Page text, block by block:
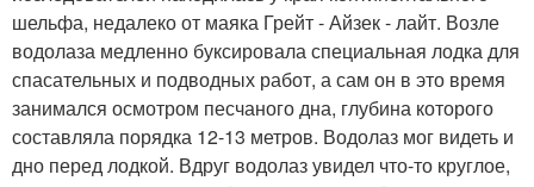
шельфа, недалеко от маяка Грейт - Айзек - лайт. Возле
водолаза медленно буксировала специальная лодка для
спасательных и подводных работ, а сам он в это время
занимался осмотром песчаного дна, глубина которого
составляла порядка 12-13 метров. Водолаз мог видеть и
дно перед лодкой. Вдруг водолаз увидел что-то круглое,